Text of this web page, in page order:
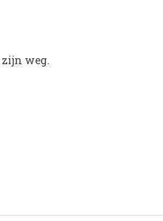
zijn weg.